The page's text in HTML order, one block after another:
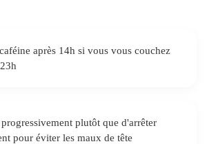
après 14h si vous vous couchez
plutôt que d'arrêter
pour éviter les maux de tête